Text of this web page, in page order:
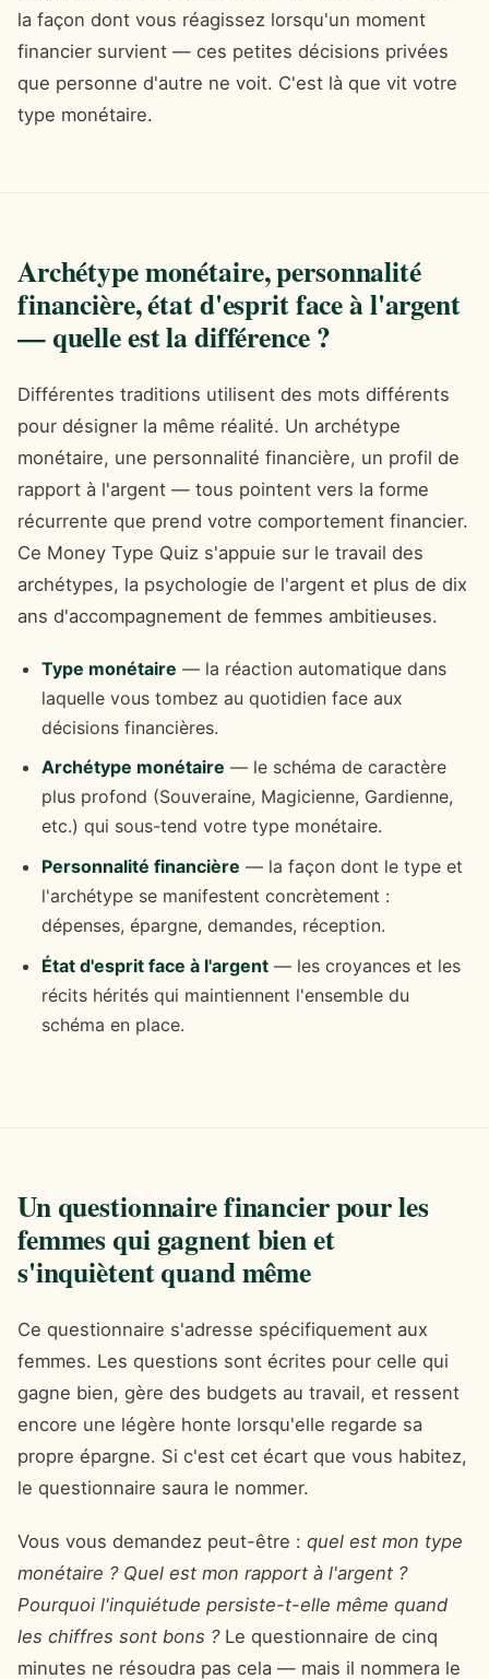
la façon dont vous réagissez lorsqu'un moment
financier survient — ces petites décisions privées
que personne d'autre ne voit. C'est là que vit votre
type monétaire.
Archétype monétaire, personnalité
financière, état d'esprit face à l'argent
— quelle est la différence ?
Différentes traditions utilisent des mots différents
pour désigner la même réalité. Un archétype
monétaire, une personnalité financière, un profil de
rapport à l'argent — tous pointent vers la forme
récurrente que prend votre comportement financier.
Ce Money Type Quiz s'appuie sur le travail des
archétypes, la psychologie de l'argent et plus de dix
ans d'accompagnement de femmes ambitieuses.
Type monétaire — la réaction automatique dans
laquelle vous tombez au quotidien face aux
décisions financières.
Archétype monétaire — le schéma de caractère
plus profond (Souveraine, Magicienne, Gardienne,
etc.) qui sous-tend votre type monétaire.
Personnalité financière — la façon dont le type et
l'archétype se manifestent concrètement :
dépenses, épargne, demandes, réception.
État d'esprit face à l'argent — les croyances et les
récits hérités qui maintiennent l'ensemble du
schéma en place.
Un questionnaire financier pour les
femmes qui gagnent bien et
s'inquiètent quand même
Ce questionnaire s'adresse spécifiquement aux
femmes. Les questions sont écrites pour celle qui
gagne bien, gère des budgets au travail, et ressent
encore une légère honte lorsqu'elle regarde sa
propre épargne. Si c'est cet écart que vous habitez,
le questionnaire saura le nommer.
Vous vous demandez peut-être : quel est mon type
monétaire ? Quel est mon rapport à l'argent ?
Pourquoi l'inquiétude persiste-t-elle même quand
les chiffres sont bons ?Le questionnaire de cinq
minutes ne résoudra pas cela — mais il nommera le